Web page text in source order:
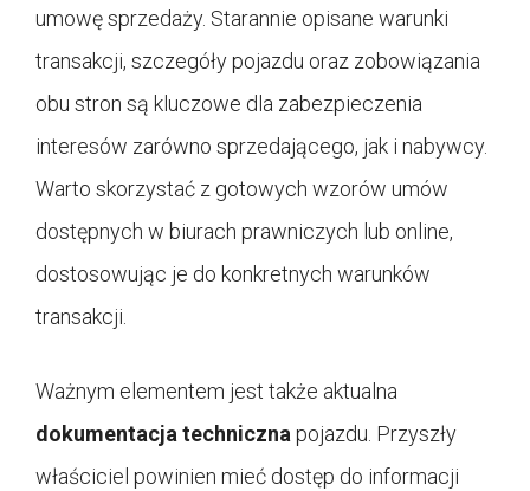
umowę sprzedaży. Starannie opisane warunki
transakcji, szczegóły pojazdu oraz zobowiązania
obu stron są kluczowe dla zabezpieczenia
interesów zarówno sprzedającego, jak i nabywcy.
Warto skorzystać z gotowych wzorów umów
dostępnych w biurach prawniczych lub online,
dostosowując je do konkretnych warunków
transakcji.
Ważnym elementem jest także aktualna
dokumentacja techniczna pojazdu. Przyszły
właściciel powinien mieć dostęp do informacji